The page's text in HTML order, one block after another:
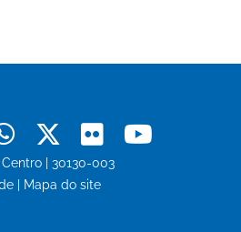
Whatsapp
X Flickr
Centro | 30130-003
Mapa do site